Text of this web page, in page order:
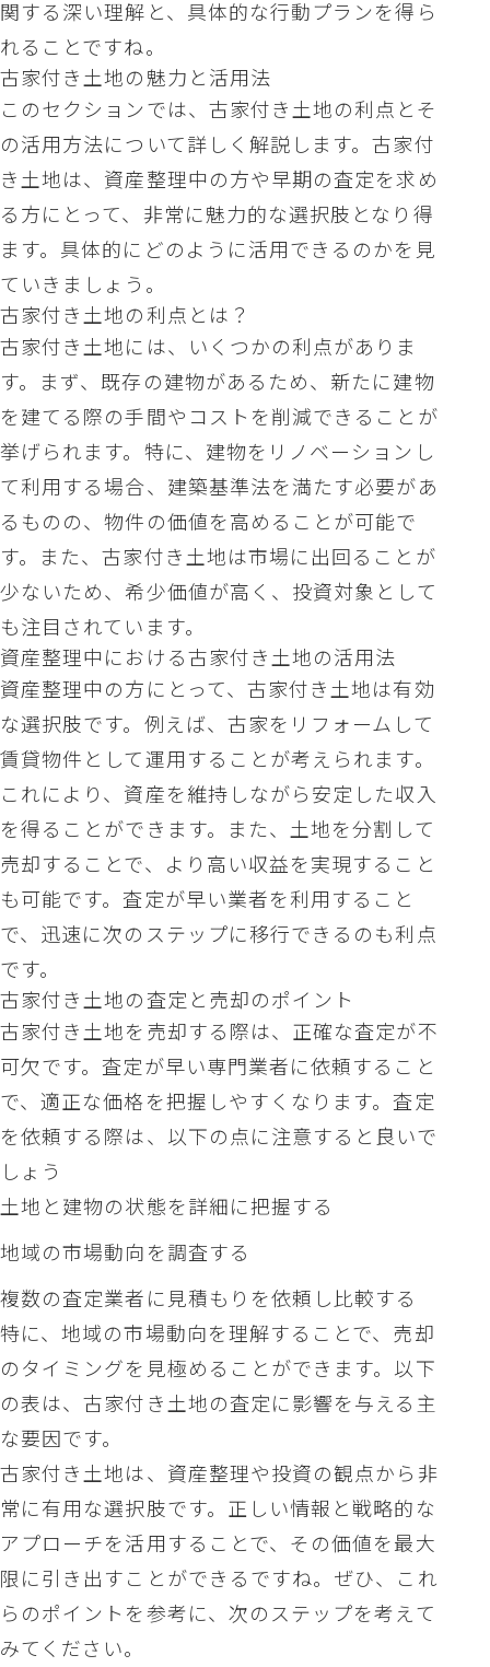
関する深い理解と、具体的な行動プランを得ら
れることですね。
古家付き土地の魅力と活用法
このセクションでは、古家付き土地の利点とそ
の活用方法について詳しく解説します。古家付
き土地は、資産整理中の方や早期の査定を求め
る方にとって、非常に魅力的な選択肢となり得
ます。具体的にどのように活用できるのかを見
ていきましょう。
古家付き土地の利点とは？
古家付き土地には、いくつかの利点がありま
す。まず、既存の建物があるため、新たに建物
を建てる際の手間やコストを削減できることが
挙げられます。特に、建物をリノベーションし
て利用する場合、建築基準法を満たす必要があ
るものの、物件の価値を高めることが可能で
す。また、古家付き土地は市場に出回ることが
少ないため、希少価値が高く、投資対象として
も注目されています。
資産整理中における古家付き土地の活用法
資産整理中の方にとって、古家付き土地は有効
な選択肢です。例えば、古家をリフォームして
賃貸物件として運用することが考えられます。
これにより、資産を維持しながら安定した収入
を得ることができます。また、土地を分割して
売却することで、より高い収益を実現すること
も可能です。査定が早い業者を利用すること
で、迅速に次のステップに移行できるのも利点
です。
古家付き土地の査定と売却のポイント
古家付き土地を売却する際は、正確な査定が不
可欠です。査定が早い専門業者に依頼すること
で、適正な価格を把握しやすくなります。査定
を依頼する際は、以下の点に注意すると良いで
しょう
土地と建物の状態を詳細に把握する
地域の市場動向を調査する
複数の査定業者に見積もりを依頼し比較する
特に、地域の市場動向を理解することで、売却
のタイミングを見極めることができます。以下
の表は、古家付き土地の査定に影響を与える主
な要因です。
古家付き土地は、資産整理や投資の観点から非
常に有用な選択肢です。正しい情報と戦略的な
アプローチを活用することで、その価値を最大
限に引き出すことができるですね。ぜひ、これ
らのポイントを参考に、次のステップを考えて
みてください。